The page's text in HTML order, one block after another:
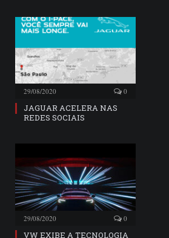
29/08/2020 0
JAGUAR ACELERA NAS
REDES SOCIAIS
29/08/2020 0
VW EXIBE A TECNOLOGIA